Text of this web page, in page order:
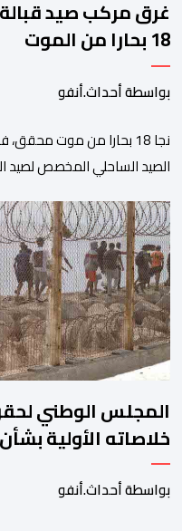
غرق مركب صيد
18 بحارا من الموت
بواسطة أحداث.أنفو
الصيد الساحلي المخصص لصيد
كبيرة من المياه إلى داخل
أن تتفاقم الوضعية وينتهي
المجلس الوطني
خلاصاته الأولية
ومليلية
بواسطة أحداث.أنفو